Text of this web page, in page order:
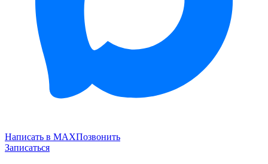
Написать в MAXПозвонить
Записаться